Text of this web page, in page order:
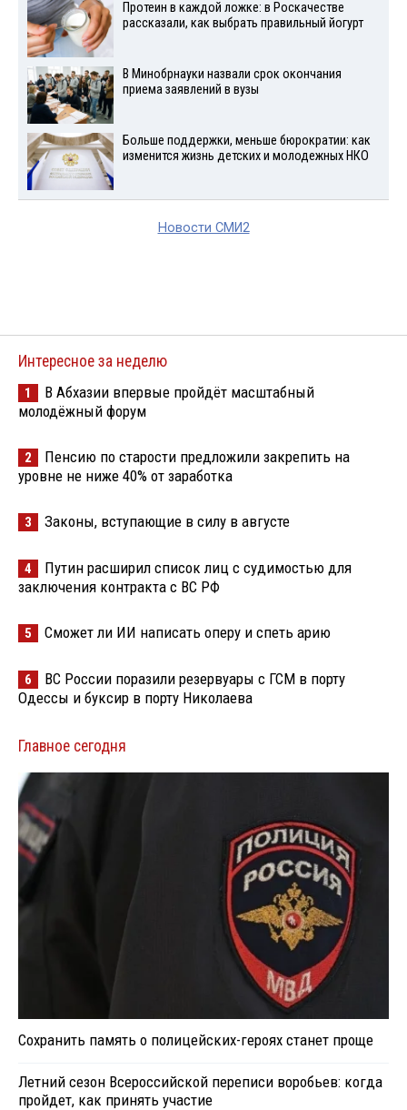
Протеин в каждой ложке: в Роскачестве
рассказали, как выбрать правильный йогурт
В Минобрнауки назвали срок окончания
приема заявлений в вузы
Больше поддержки, меньше бюрократии: как
изменится жизнь детских и молодежных НКО
Новости СМИ2
Интересное за неделю
1
В Абхазии впервые пройдёт масштабный
молодёжный форум
2
Пенсию по старости предложили закрепить на
уровне не ниже 40% от заработка
3 Законы, вступающие в силу в августе
4
Путин расширил список лиц с судимостью для
заключения контракта с ВС РФ
5 Сможет ли ИИ написать оперу и спеть арию
6
ВС России поразили резервуары с ГСМ в порту
Одессы и буксир в порту Николаева
Главное сегодня
Сохранить память о полицейских-героях станет проще
Летний сезон Всероссийской переписи воробьев: когда
пройдет, как принять участие